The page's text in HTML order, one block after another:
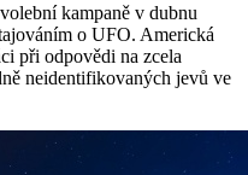
kampaně v dubnu
o UFO. Americká
při odpovědi na zcela
neidentifikovaných jevů ve